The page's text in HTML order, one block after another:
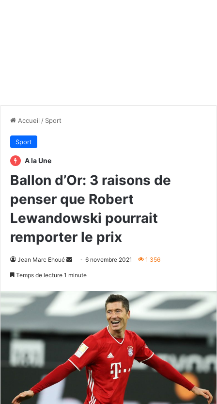
Accueil / Sport
Sport
A la Une
Ballon d’Or: 3 raisons de
penser que Robert
Lewandowski pourrait
remporter le prix
Jean Marc Ehoué
Envoyer6 novembre 2021 1 356
Temps de lecture 1 minute